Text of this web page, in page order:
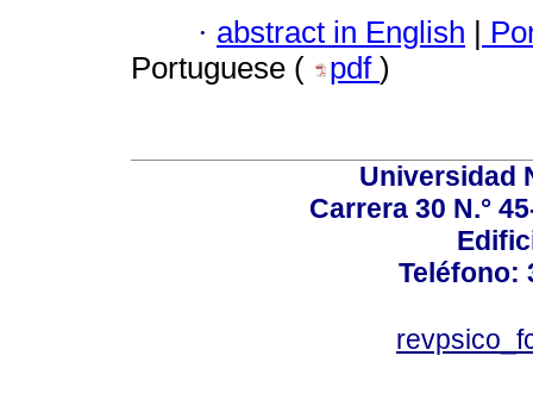
· abstract in English |
Portuguese (
pdf )
Universidad
Carrera 30 N.°
Teléfono: